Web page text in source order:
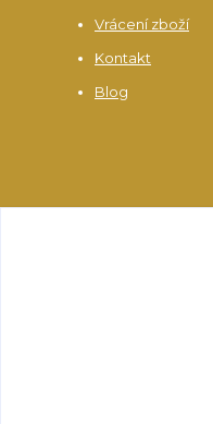
Vrácení zboží
Kontakt
Blog